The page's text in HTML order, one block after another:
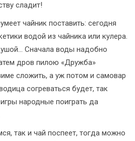
сладит!
чайник поставить: сегодня
водой из чайника или кулера.
Сначала воды надобно
дров пилою «Дружба»
сложить, а уж потом и самовар
согреваться будет, так
народные поиграть да
так и чай поспеет, тогда можно